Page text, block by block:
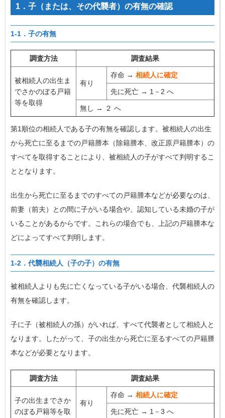
1．子（または、その代襲者）の有無の確認
1-1．子の有無
調査方法 調査結果
被相続人の出生ま
でさかのぼる戸籍
等を取得
有り
存命 → 相続人に確定
先に死亡 → 1－2 へ
無し → ２ へ
第1順位の相続人である子の有無を確認します。被相続人の出生
から死亡に至るまでの戸籍謄本（除籍謄本、改正原戸籍謄本）の
すべてを取得することにより、被相続人の子がすべて判明するこ
ととなります。
出生から死亡に至るまでのすべての戸籍謄本などが必要なのは、
前妻（前夫）との間に子がいる場合や、認知している未婚の子が
いることがあるからです。これらの場合でも、上記の戸籍謄本な
どによってすべて判明します。
1-2．代襲相続人（子の子）の有無
被相続人よりも先に亡くなっている子がいる場合、代襲相続人の
有無を確認します。
子に子（被相続人の孫）がいれば、すべて代襲者として相続人と
なります。したがって、子の出生から死亡に至るすべての戸籍謄
本などが必要となります。
調査方法 調査結果
子の出生までさか
のぼる戸籍等を取
有り
存命 → 相続人に確定
先に死亡 → 1－3 へ